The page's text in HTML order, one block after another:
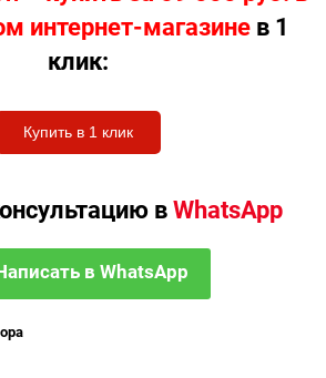
интернет-магазине в 1
клик:
Купить в 1 клик
вWhatsApp
в WhatsApp